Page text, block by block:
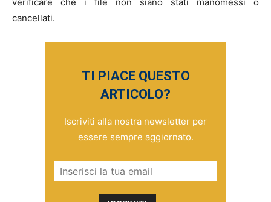
verificare che i file non siano stati manomessi o
cancellati.
TI PIACE QUESTO
ARTICOLO?
Iscriviti alla nostra newsletter per
essere sempre aggiornato.